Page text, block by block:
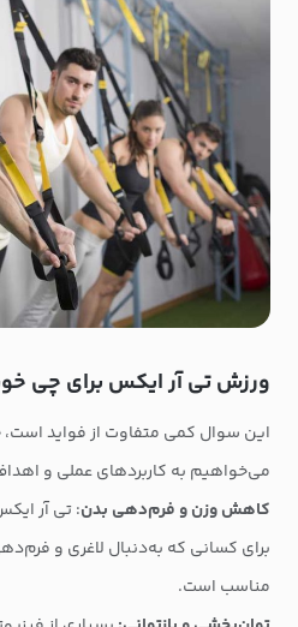
ورزش تی آر ایکس برای چی
این سوال کمی متفاوت از فواید
می‌خواهیم به کاربردهای عملی و
کاهش وزن و فرم‌دهی بدن: تی آر
برای کسانی که به‌دنبال لاغری و
مناسب است.